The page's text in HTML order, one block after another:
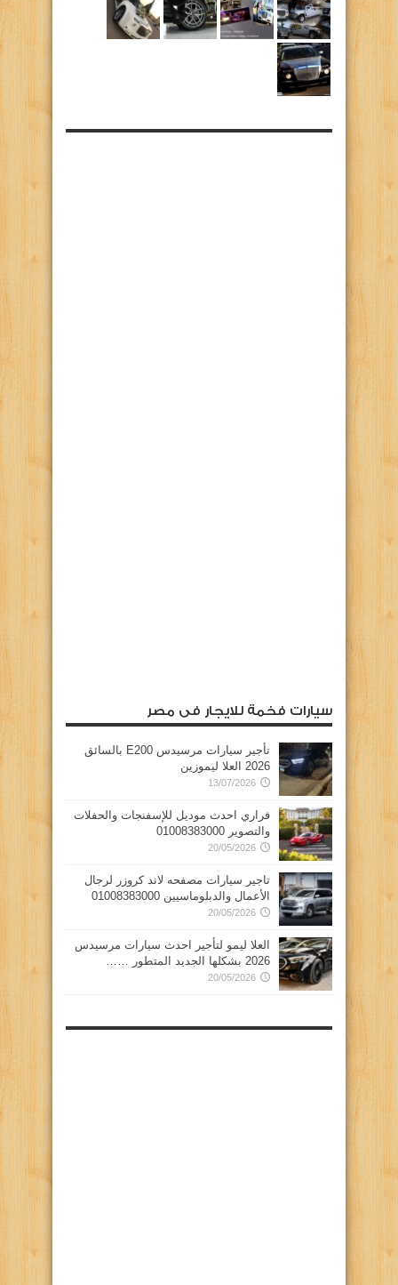
سيارات فخمة للايجار فى مصر
تأجير سيارات مرسيدس E200 بالسائق
2026 العلا ليموزين
13/07/2026
فراري احدث موديل للإسفنجات والحفلات
والتصوير 01008383000
20/05/2026
تاجير سيارات مصفحه لاند كروزر لرجال
الأعمال والدبلوماسيين 01008383000
20/05/2026
العلا ليمو لتأجير احدث سيارات مرسيدس
2026 بشكلها الجديد المتطور ……
20/05/2026